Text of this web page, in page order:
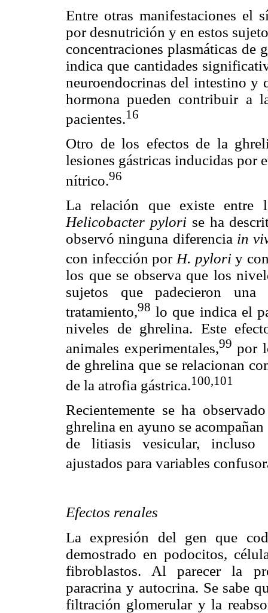
Entre otras manifestaciones el
por desnutrición y en estos
concentraciones plasmáticas de
indica que cantidades
neuroendocrinas del intestino y
hormona pueden contribuir a
pacientes.16
Otro de los efectos de la
lesiones gástricas inducidas por
nítrico.96
La relación que existe entre
Helicobacter pylori se ha
observó ninguna diferencia in
con infección por H. pyloriy
los que se observa que los
sujetos que padecieron
tratamiento,98 lo que indica el
niveles de ghrelina. Este
animales experimentales,99 por
de ghrelina que se relacionan
de la atrofia gástrica.100,101
Recientemente se ha
ghrelina en ayuno se
de litiasis vesicular, incluso
ajustados para variables
Efectos renales
La expresión del gen que
demostrado en podocitos,
fibroblastos. Al parecer la
paracrina y autocrina. Se sabe
filtración glomerular y la